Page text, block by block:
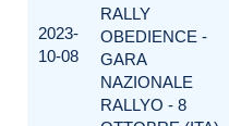
2023-
10-08
RALLY
OBEDIENCE -
GARA
NAZIONALE
RALLYO - 8